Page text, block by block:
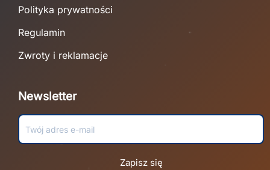
Polityka prywatności
Regulamin
Zwroty i reklamacje
Newsletter
Zapisz się